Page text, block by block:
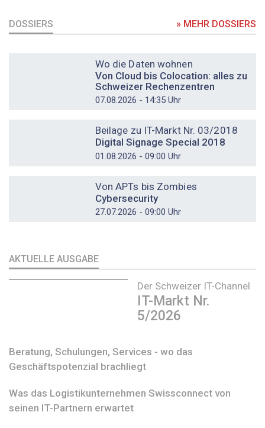
DOSSIERS » MEHR DOSSIERS
Wo die Daten wohnen
Von Cloud bis Colocation: alles zu
Schweizer Rechenzentren
07.08.2026 - 14:35 Uhr
Beilage zu IT-Markt Nr. 03/2018
Digital Signage Special 2018
01.08.2026 - 09:00 Uhr
Von APTs bis Zombies
Cybersecurity
27.07.2026 - 09:00 Uhr
AKTUELLE AUSGABE
Der Schweizer IT-Channel
IT-Markt Nr.
5/2026
Beratung, Schulungen, Services - wo das
Geschäftspotenzial brachliegt
Was das Logistikunternehmen Swissconnect von
seinen IT-Partnern erwartet